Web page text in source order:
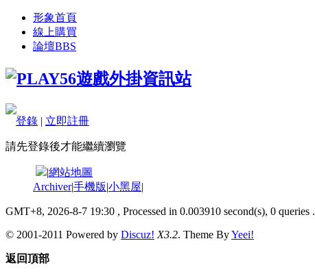
形象首頁
線上購買
論壇BBS
登錄 | 立即註冊
請先登錄後才能繼續瀏覽
|網站地圖
Archiver|手機版|小黑屋|
GMT+8, 2026-8-7 19:30 , Processed in 0.003910 second(s), 0 queries .
© 2001-2011 Powered by Discuz! X3.2. Theme ByYeei!
返回頂部